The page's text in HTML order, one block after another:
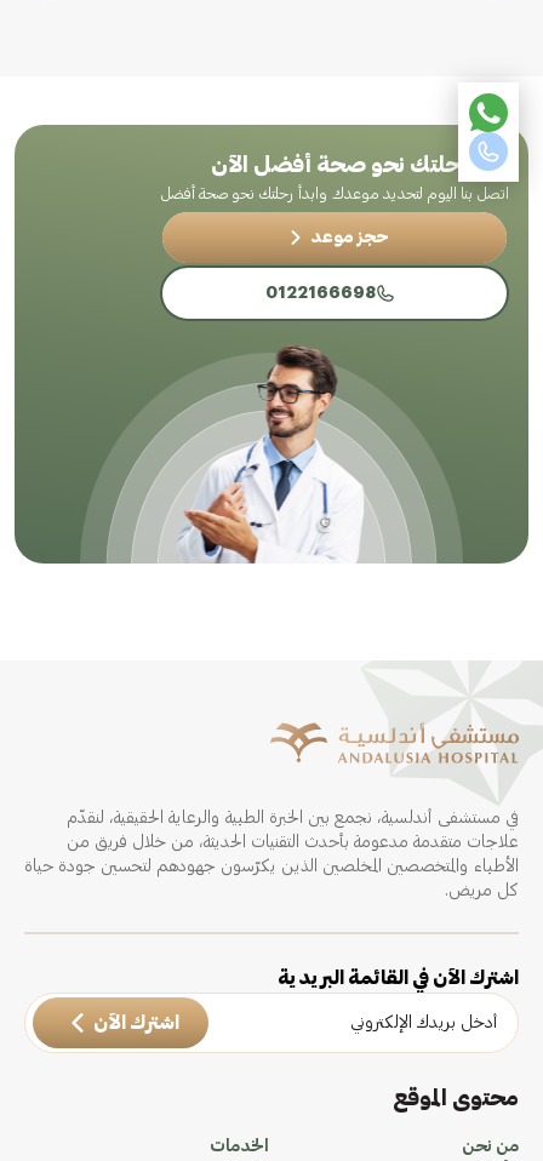
ابدأ رحلتك نحو صحة أفضل الآن
اتصل بنا اليوم لتحديد موعدك وابدأ رحلتك نحو صحة أفضل
حجز موعد
0122166698
في مستشفى أندلسية، نجمع بين الخبرة الطبية والرعاية الحقيقية، لنقدّم
علاجات متقدمة مدعومة بأحدث التقنيات الحديثة، من خلال فريق من
الأطباء والمتخصصين المخلصين الذين يكرّسون جهودهم لتحسين جودة حياة
كل مريض.
اشترك الآن في القائمة البريدية
اشترك الآن
محتوى الموقع
من نحن
الخدمات